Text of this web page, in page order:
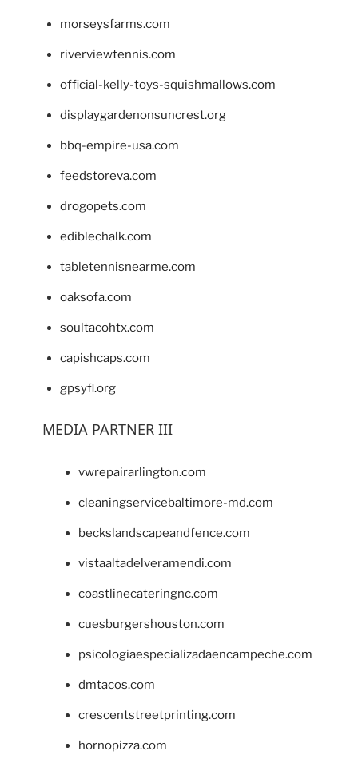
morseysfarms.com
riverviewtennis.com
official-kelly-toys-squishmallows.com
displaygardenonsuncrest.org
bbq-empire-usa.com
feedstoreva.com
drogopets.com
ediblechalk.com
tabletennisnearme.com
oaksofa.com
soultacohtx.com
capishcaps.com
gpsyfl.org
MEDIA PARTNER III
vwrepairarlington.com
cleaningservicebaltimore-md.com
beckslandscapeandfence.com
vistaaltadelveramendi.com
coastlinecateringnc.com
cuesburgershouston.com
psicologiaespecializadaencampeche.com
dmtacos.com
crescentstreetprinting.com
hornopizza.com